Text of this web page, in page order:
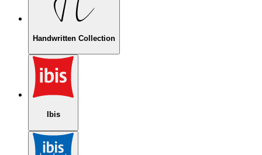
Handwritten Collection
Ibis